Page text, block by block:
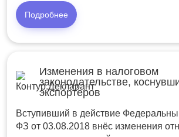
Подробнее
Изменения в налоговом
законодательстве,
экспортеров
Вступивший в действие
ФЗ от 03.08.2018 внёс изменения